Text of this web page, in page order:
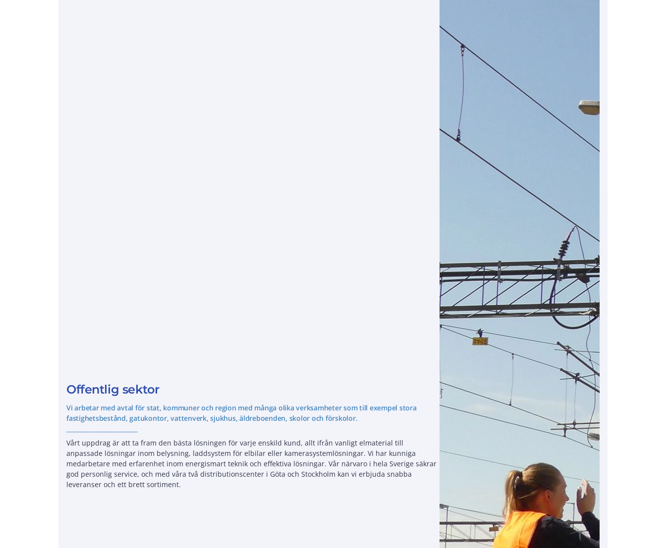
Offentlig sektor
Vi arbetar med avtal för stat, kommuner och region med många olika verksamheter som till exempel stora
fastighetsbestånd, gatukontor, vattenverk, sjukhus, äldreboenden, skolor och förskolor.
Vårt uppdrag är att ta fram den bästa lösningen för varje enskild kund, allt ifrån vanligt elmaterial till
anpassade lösningar inom belysning, laddsystem för elbilar eller kamerasystemlösningar. Vi har kunniga
medarbetare med erfarenhet inom energismart teknik och effektiva lösningar. Vår närvaro i hela Sverige säkrar
god personlig service, och med våra två distributionscenter i Göta och Stockholm kan vi erbjuda snabba
leveranser och ett brett sortiment.